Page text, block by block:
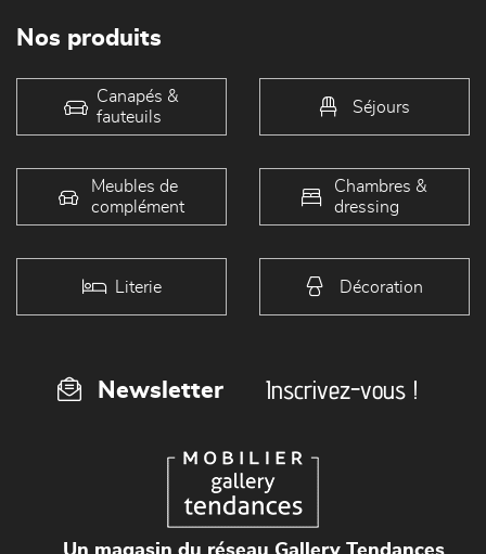
Nos produits
Canapés &
fauteuils
Séjours
Meubles de
complément
Chambres &
dressing
Literie Décoration
Newsletter Inscrivez-vous !